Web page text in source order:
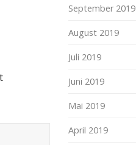
September 2019
August 2019
Juli 2019
Juni 2019
Mai 2019
April 2019